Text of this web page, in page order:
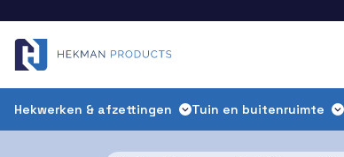
Hekwerken & afzettingen Tuin en buitenruimte